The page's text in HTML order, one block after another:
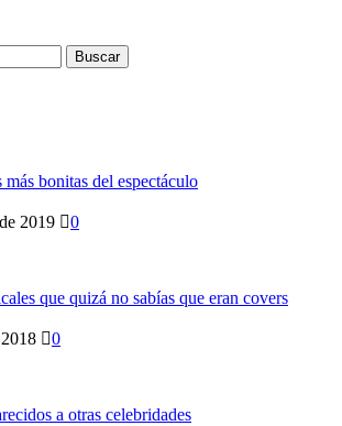
más bonitas del espectáculo
2019 0
que quizá no sabías que eran covers
0
a otras celebridades